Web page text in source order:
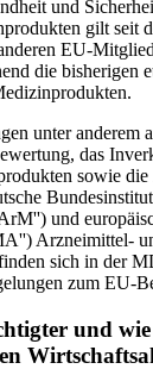
und
gilt seit
EU-
die bisherigen
unter anderem
das
sowie die
und
Arzneimittel-
sich in der
zum EU-
und